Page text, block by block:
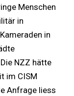
Menschen
in
in
NZZ hätte
im CISM
Anfrage liess